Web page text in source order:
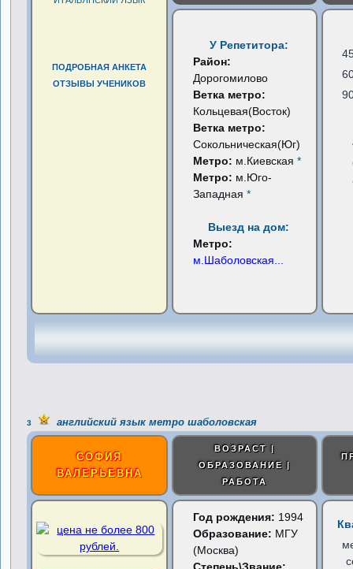
ПОДРОБНАЯ АНКЕТА
ОТЗЫВЫ УЧЕНИКОВ
У Репетитора:
Район:
Дорогомилово
Ветка метро:
Кольцевая(Восток)
Ветка метро:
Сокольническая(Юг)
Метро: м.Киевская*
Метро: м.Юго-
Западная*
Выезд на дом:
Метро:
м.Шаболовская
3 английский язык метро шаболовская
СОФИЯ
ВАЛЕРЬЕВНА
ВОЗРАСТ |
ОБРАЗОВАНИЕ |
РАБОТА
Год рождения: 1994
Образование: МГУ
(Москва)